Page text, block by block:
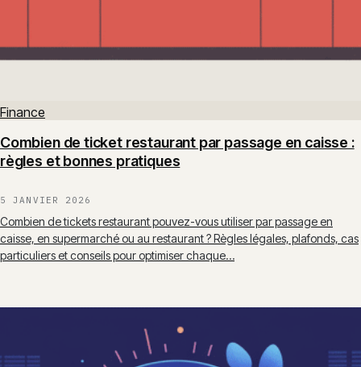
Finance
Combien de ticket restaurant par passage en caisse :
règles et bonnes pratiques
5 JANVIER 2026
Combien de tickets restaurant pouvez-vous utiliser par passage en
caisse, en supermarché ou au restaurant ? Règles légales, plafonds, cas
particuliers et conseils pour optimiser chaque…